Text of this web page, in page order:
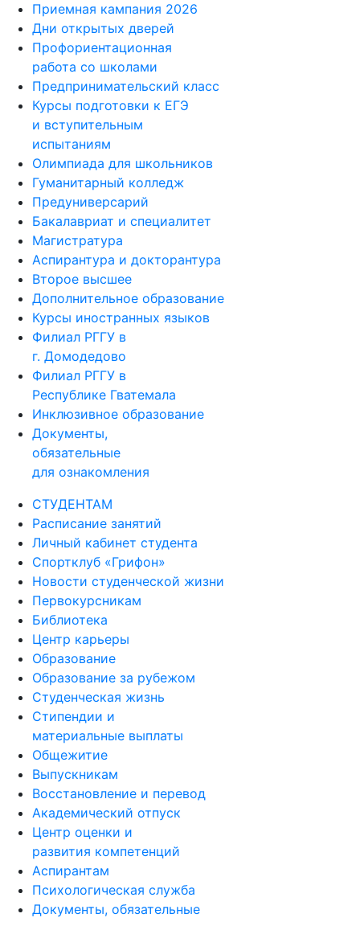
Приемная кампания 2026
Дни открытых дверей
Профориентационная
работа со школами
Предпринимательский класс
Курсы подготовки к ЕГЭ
и вступительным
испытаниям
Олимпиада для школьников
Гуманитарный колледж
Предуниверсарий
Бакалавриат и специалитет
Магистратура
Аспирантура и докторантура
Второе высшее
Дополнительное образование
Курсы иностранных языков
Филиал РГГУ в
г. Домодедово
Филиал РГГУ в
Республике Гватемала
Инклюзивное образование
Документы,
обязательные
для ознакомления
СТУДЕНТАМ
Расписание занятий
Личный кабинет студента
Спортклуб «Грифон»
Новости студенческой жизни
Первокурсникам
Библиотека
Центр карьеры
Образование
Образование за рубежом
Студенческая жизнь
Стипендии и
материальные выплаты
Общежитие
Выпускникам
Восстановление и перевод
Академический отпуск
Центр оценки и
развития компетенций
Аспирантам
Психологическая служба
Документы, обязательные